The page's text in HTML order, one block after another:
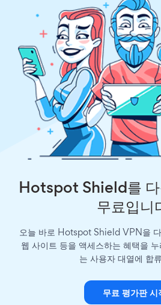
Hotspot Shield를 다
무료입니
오늘 바로 Hotspot Shield VPN을 다
웹 사이트 등을 액세스하는 혜택을
는 사용자 대열에 합
무료 평가판 시